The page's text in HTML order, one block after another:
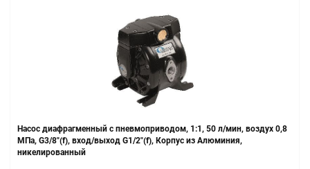
Насос диафрагменный с пневмоприводом, 1:1, 50 л/мин, воздух 0,8
МПа, G3/8"(f), вход/выход G1/2"(f), Корпус из Алюминия,
никелированный